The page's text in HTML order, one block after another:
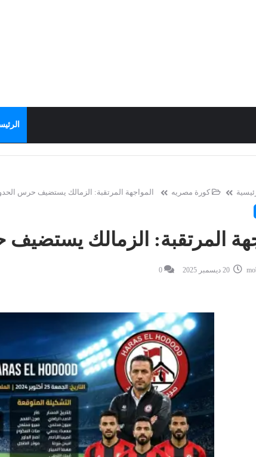
كورة مصريه المواجهة المرتقبة: الزمالك يستضيف حرس
المرتقبة: الزمالك
20 ديسمبر 2025 0